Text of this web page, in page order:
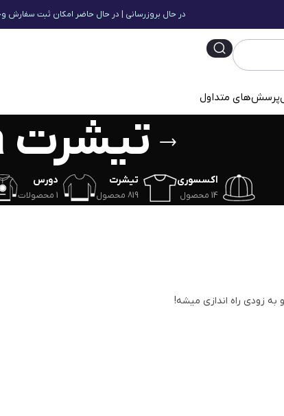
در حال بروزرسانی در حال حاضر امکان ثبت سفارش
پرسش‌‌های متداول
تیشرت Asta
اکسسوری
14 محصول
تیشرت
819 محصول
دورس
1 محصولات
زودی راه اندازی میشه!